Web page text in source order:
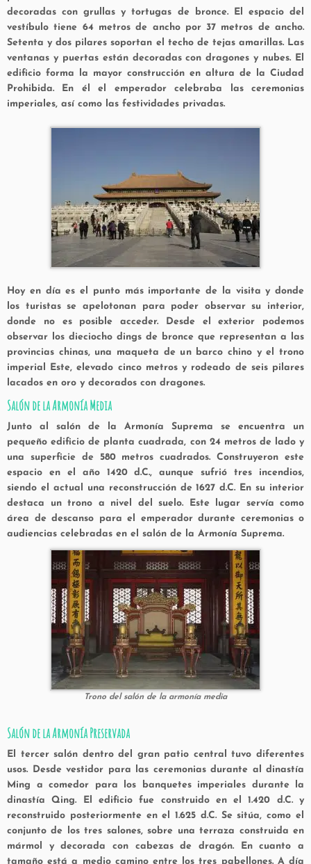
decoradas con grullas y tortugas de bronce. El espacio del
vestíbulo tiene 64 metros de ancho por 37 metros de ancho.
Setenta y dos pilares soportan el techo de tejas amarillas. Las
ventanas y puertas están decoradas con dragones y nubes. El
edificio forma la mayor construcción en altura de la Ciudad
Prohibida. En él el emperador celebraba las ceremonias
imperiales, así como las festividades privadas.
Hoy en día es el punto más importante de la visita y donde
los turistas se apelotonan para poder observar su interior,
donde no es posible acceder. Desde el exterior podemos
observar los dieciocho dings de bronce que representan a las
provincias chinas, una maqueta de un barco chino y el trono
imperial Este, elevado cinco metros y rodeado de seis pilares
lacados en oro y decorados con dragones.
Salón de la Armonía Media
Junto al salón de la Armonía Suprema se encuentra un
pequeño edificio de planta cuadrada, con 24 metros de lado y
una superficie de 580 metros cuadrados. Construyeron este
espacio en el año 1420 d.C., aunque sufrió tres incendios,
siendo el actual una reconstrucción de 1627 d.C. En su interior
destaca un trono a nivel del suelo. Este lugar servía como
área de descanso para el emperador durante ceremonias o
audiencias celebradas en el salón de la Armonía Suprema.
Trono del salón de la armonía media
Salón de la Armonía Preservada
El tercer salón dentro del gran patio central tuvo diferentes
usos. Desde vestidor para las ceremonias durante al dinastía
Ming a comedor para los banquetes imperiales durante la
dinastía Qing. El edificio fue construido en el 1.420 d.C. y
reconstruido posteriormente en el 1.625 d.C. Se sitúa, como el
conjunto de los tres salones, sobre una terraza construida en
mármol y decorada con cabezas de dragón. En cuanto a
tamaño está a medio camino entre los tres pabellones. A día